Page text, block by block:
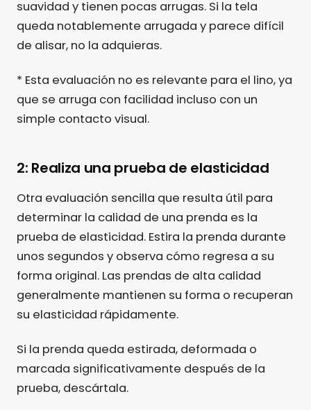
suavidad y tienen pocas arrugas. Si la tela
queda notablemente arrugada y parece difícil
de alisar, no la adquieras.
* Esta evaluación no es relevante para el lino, ya
que se arruga con facilidad incluso con un
simple contacto visual.
2: Realiza una prueba de elasticidad
Otra evaluación sencilla que resulta útil para
determinar la calidad de una prenda es la
prueba de elasticidad. Estira la prenda durante
unos segundos y observa cómo regresa a su
forma original. Las prendas de alta calidad
generalmente mantienen su forma o recuperan
su elasticidad rápidamente.
Si la prenda queda estirada, deformada o
marcada significativamente después de la
prueba, descártala.